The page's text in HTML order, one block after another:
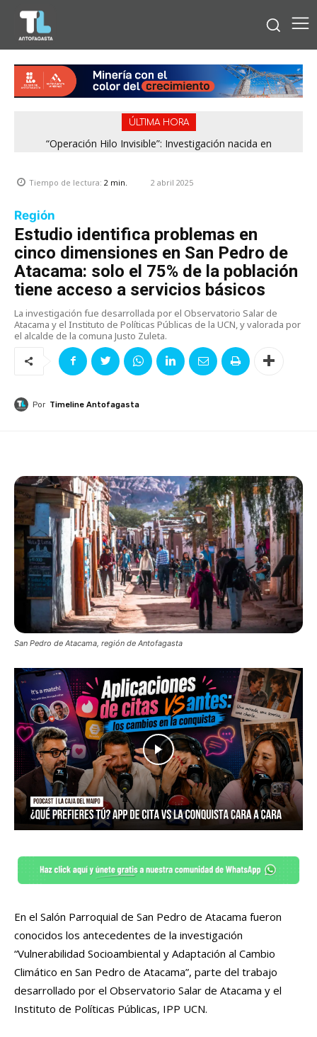
ÚLTIMA HORA
“Operación Hilo Invisible”: Investigación nacida en
Tiempo de lectura: 2 min. 2 abril 2025
Región
Estudio identifica problemas en
cinco dimensiones en San Pedro de
Atacama: solo el 75% de la población
tiene acceso a servicios básicos
La investigación fue desarrollada por el Observatorio Salar de
Atacama y el Instituto de Políticas Públicas de la UCN, y valorada por
el alcalde de la comuna Justo Zuleta.
Por Timeline Antofagasta
San Pedro de Atacama, región de Antofagasta
En el Salón Parroquial de San Pedro de Atacama fueron
conocidos los antecedentes de la investigación
“Vulnerabilidad Socioambiental y Adaptación al Cambio
Climático en San Pedro de Atacama”, parte del trabajo
desarrollado por el Observatorio Salar de Atacama y el
Instituto de Políticas Públicas, IPP UCN.